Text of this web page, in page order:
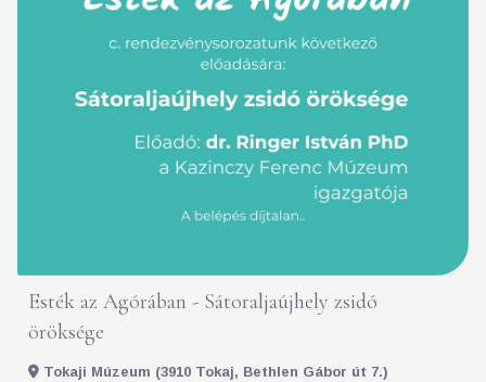
Esték az Agórában - Sátoraljaújhely zsidó
öröksége
Tokaji Múzeum (3910 Tokaj, Bethlen Gábor út 7.)